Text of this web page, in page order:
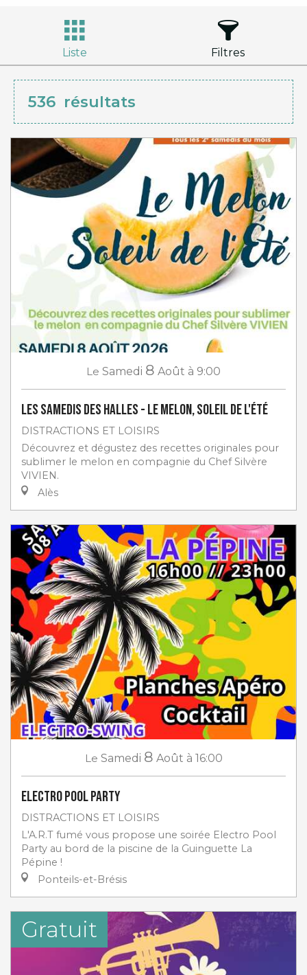
Liste Filtres
536 résultats
Le Samedi 8 Août à 9:00
Les Samedis des Halles - Le melon, soleil de l'été
DISTRACTIONS ET LOISIRS
Découvrez et dégustez des recettes originales pour
sublimer le melon en compagnie du Chef Silvère
VIVIEN.
Alès
Le Samedi 8 Août à 16:00
Electro Pool Party
DISTRACTIONS ET LOISIRS
L'A.R.T fumé vous propose une soirée Electro Pool
Party au bord de la piscine de la Guinguette La
Pépine !
Ponteils-et-Brésis
Gratuit